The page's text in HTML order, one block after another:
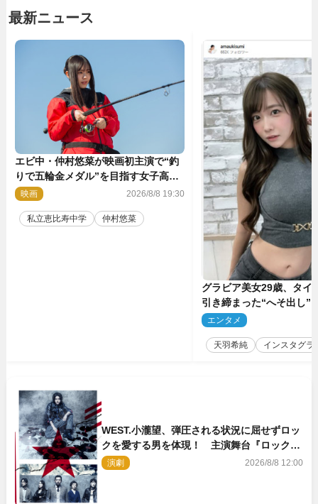
最新ニュース
エビ中・仲村悠菜が映画初主演で“釣
りで五輪金メダル”を目指す女子高生
に！ 映画『つりこまち』今秋公開
映画 2026/8/8 19:30
私立恵比寿中学 仲村悠菜
グラビア美女29歳、タイ
引き締まった“へそ出し”
「可愛い過ぎる」
エンタメ
天羽希純 インスタグラ
WEST.小瀧望、弾圧される状況に屈せずロッ
クを愛する男を体現！ 主演舞台『ロックン
ロール』ビジュアル解禁
演劇 2026/8/8 12:00